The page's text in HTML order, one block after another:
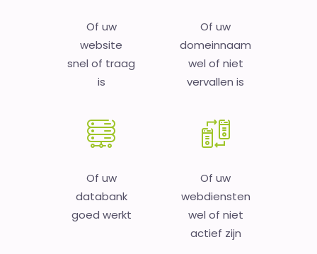
Of uw
website
snel of traag
is
Of uw
domeinnaam
wel of niet
vervallen is
Of uw
databank
goed werkt
Of uw
webdiensten
wel of niet
actief zijn